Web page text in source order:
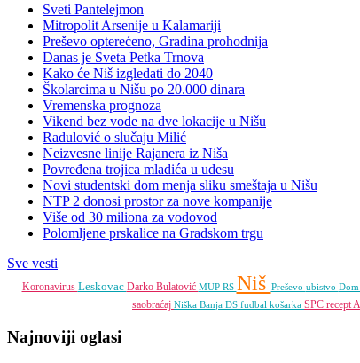
Sveti Pantelejmon
Mitropolit Arsenije u Kalamariji
Preševo opterećeno, Gradina prohodnija
Danas je Sveta Petka Trnova
Kako će Niš izgledati do 2040
Školarcima u Nišu po 20.000 dinara
Vremenska prognoza
Vikend bez vode na dve lokacije u Nišu
Radulović o slučaju Milić
Neizvesne linije Rajanera iz Niša
Povređena trojica mladića u udesu
Novi studentski dom menja sliku smeštaja u Nišu
NTP 2 donosi prostor za nove kompanije
Više od 30 miliona za vodovod
Polomljene prskalice na Gradskom trgu
Sve vesti
Koronavirus Leskovac Darko Bulatović MUP RS Niš Preševo ubistvo
saobraćaj Niška Banja DS fudbal košarka SPC recept
Najnoviji oglasi